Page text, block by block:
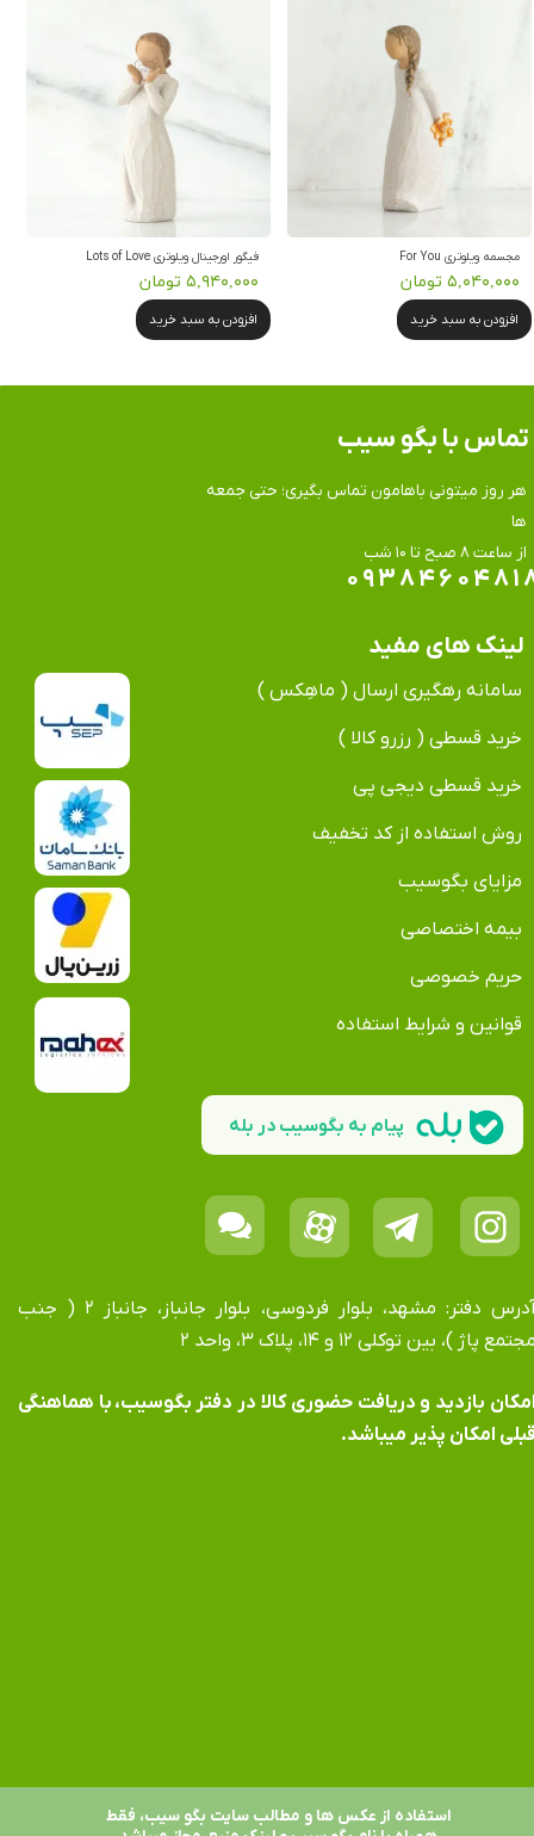
مجسمه ویلوتری For You
۵,۰۴۰,۰۰۰ تومان
افزودن به سبد خرید
فیگور اورجینال ویلوتری Lots of Love
۵,۹۴۰,۰۰۰ تومان
افزودن به سبد خرید
هر روز میتونی باهامون تماس بگیری؛ حتی جمعه
ها
​​​​​​​از ساعت ۸ صبح تا ۱۰ شب
تماس​​​​​​​ با بگو سیب
لینک های مفید
سامانه رهگیری ارسال ( ماهِکس )
خرید قسطی ( رزرو کالا )
خرید قسطی دیجی پی
روش استفاده از کد تخفیف
مزایای بگوسیب
بیمه اختصاصی
حریم خصوصی
قوانین و شرایط استفاده
آدرس دفتر: مشهد، بلوار فردوسی، بلوار جانباز، جانباز ۲ ( جنب
پاژ )، بین توکلی ۱۲ و ۱۴، پلاک ۳، واحد ۲
بازدید و دریافت حضوری کالا در دفتر بگوسیب، با هماهنگی
امکان پذیر میباشد.
پیام به بگوسیب در بله
استفاده از عکس ها و مطالب سایت بگو سیب، فقط